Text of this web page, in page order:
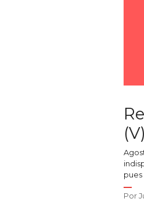
(V)
pues
Por